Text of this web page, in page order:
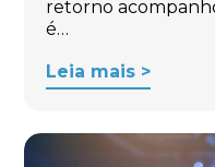
retorno
é…
Leia mais >